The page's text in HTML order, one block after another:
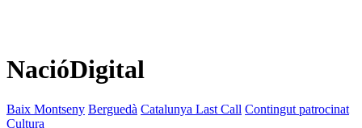
NacióDigital
Baix Montseny Berguedà Catalunya Last Call Contingut patrocinat
Cultura